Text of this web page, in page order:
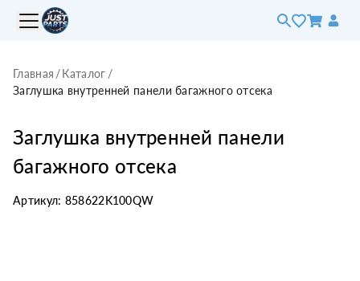
Главная /Каталог /
Заглушка внутренней панели багажного отсека
Заглушка внутренней панели
багажного отсека
Артикул: 858622K100QW